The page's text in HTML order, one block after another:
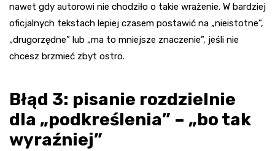
nawet gdy autorowi nie chodziło o takie wrażenie. W bardziej
oficjalnych tekstach lepiej czasem postawić na „nieistotne”,
„drugorzędne” lub „ma to mniejsze znaczenie”, jeśli nie
chcesz brzmieć zbyt ostro.
Błąd 3: pisanie rozdzielnie
dla „podkreślenia” – „bo tak
wyraźniej”